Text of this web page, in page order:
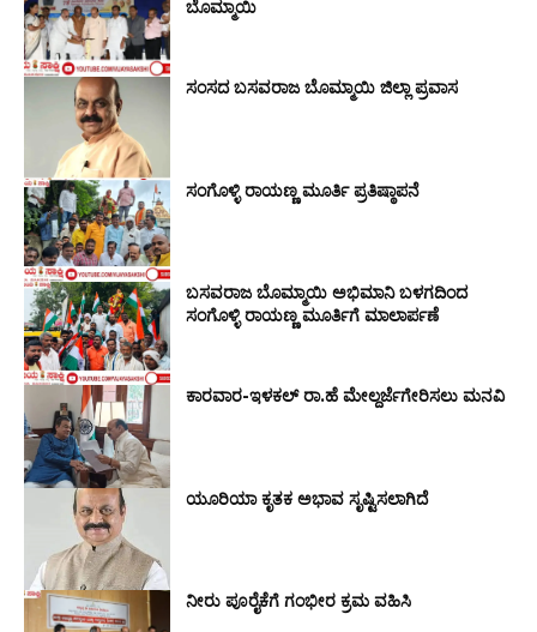
ಬೊಮ್ಮಾಯಿ
ಸಂಸದ ಬಸವರಾಜ ಬೊಮ್ಮಾಯಿ ಜಿಲ್ಲಾ ಪ್ರವಾಸ
ಸಂಗೊಳ್ಳಿ ರಾಯಣ್ಣ ಮೂರ್ತಿ ಪ್ರತಿಷ್ಠಾಪನೆ
ಬಸವರಾಜ ಬೊಮ್ಮಾಯಿ ಅಭಿಮಾನಿ ಬಳಗದಿಂದ
ಸಂಗೊಳ್ಳಿ ರಾಯಣ್ಣ ಮೂರ್ತಿಗೆ ಮಾಲಾರ್ಪಣೆ
ಕಾರವಾರ-ಇಳಕಲ್ ರಾ.ಹೆ ಮೇಲ್ದರ್ಜೆಗೇರಿಸಲು ಮನವಿ
ಯೂರಿಯಾ ಕೃತಕ ಅಭಾವ ಸೃಷ್ಟಿಸಲಾಗಿದೆ
ನೀರು ಪೂರೈಕೆಗೆ ಗಂಭೀರ ಕ್ರಮ ವಹಿಸಿ